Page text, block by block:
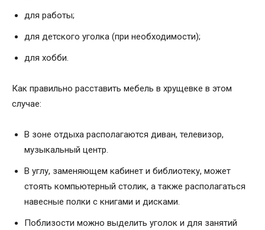
для работы;
для детского уголка (при необходимости);
для хобби.
Как правильно расставить мебель в хрущевке в этом
случае:
В зоне отдыха располагаются диван, телевизор,
музыкальный центр.
В углу, заменяющем кабинет и библиотеку, может
стоять компьютерный столик, а также располагаться
навесные полки с книгами и дисками.
Поблизости можно выделить уголок и для занятий